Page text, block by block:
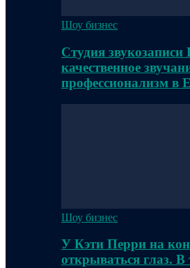
Шоу бизнес
Студия звукозаписи
качественное
профессионализм в
Шоу бизнес
У Кэти Перри на
открываться глаз.